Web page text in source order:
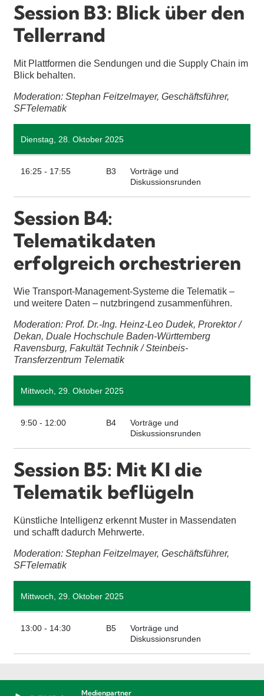
Session B3: Blick über den
Tellerrand
Mit Plattformen die Sendungen und die Supply Chain im
Blick behalten.
Moderation: Stephan Feitzelmayer, Geschäftsführer,
SFTelematik
Dienstag, 28. Oktober 2025
16:25 - 17:55 B3
Vorträge und
Diskussionsrunden
Session B4:
Telematikdaten
erfolgreich orchestrieren
Wie Transport-Management-Systeme die Telematik –
und weitere Daten – nutzbringend zusammenführen.
Moderation: Prof. Dr.-Ing. Heinz-Leo Dudek, Prorektor /
Dekan, Duale Hochschule Baden-Württemberg
Ravensburg, Fakultät Technik / Steinbeis-
Transferzentrum Telematik
Mittwoch, 29. Oktober 2025
9:50 - 12:00 B4
Vorträge und
Diskussionsrunden
Session B5: Mit KI die
Telematik beflügeln
Künstliche Intelligenz erkennt Muster in Massendaten
und schafft dadurch Mehrwerte.
Moderation: Stephan Feitzelmayer, Geschäftsführer,
SFTelematik
Mittwoch, 29. Oktober 2025
13:00 - 14:30 B5
Vorträge und
Diskussionsrunden
Medienpartner